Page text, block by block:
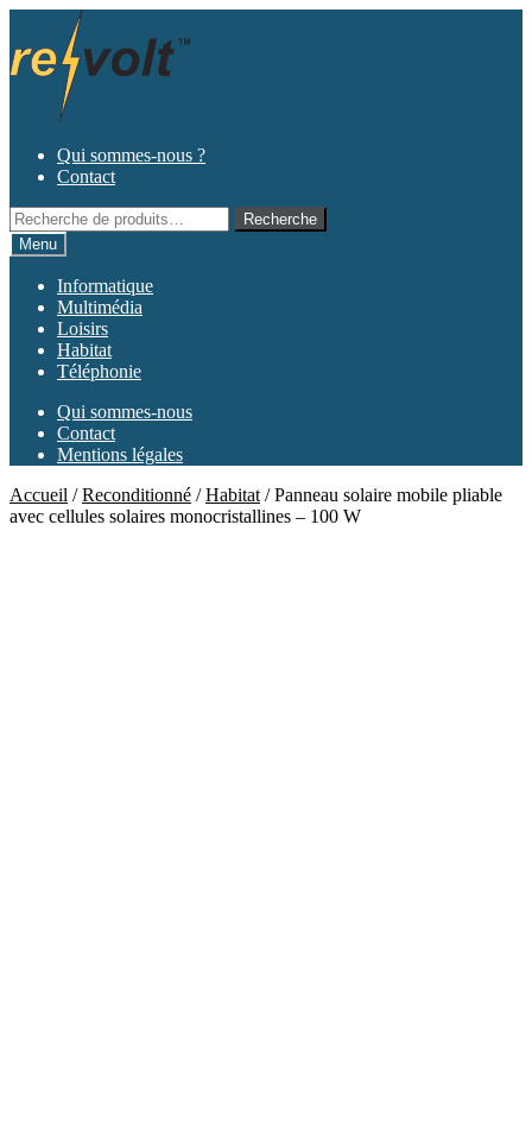
la
navigation
contenu
Qui sommes-nous ?
Contact
Recherche
pour :
Recherche
Menu
Informatique
Multimédia
Loisirs
Habitat
Téléphonie
Qui sommes-nous
Contact
Mentions légales
Accueil /Reconditionné /Habitat /Panneau solaire mobile pliable
avec cellules solaires monocristallines – 100 W